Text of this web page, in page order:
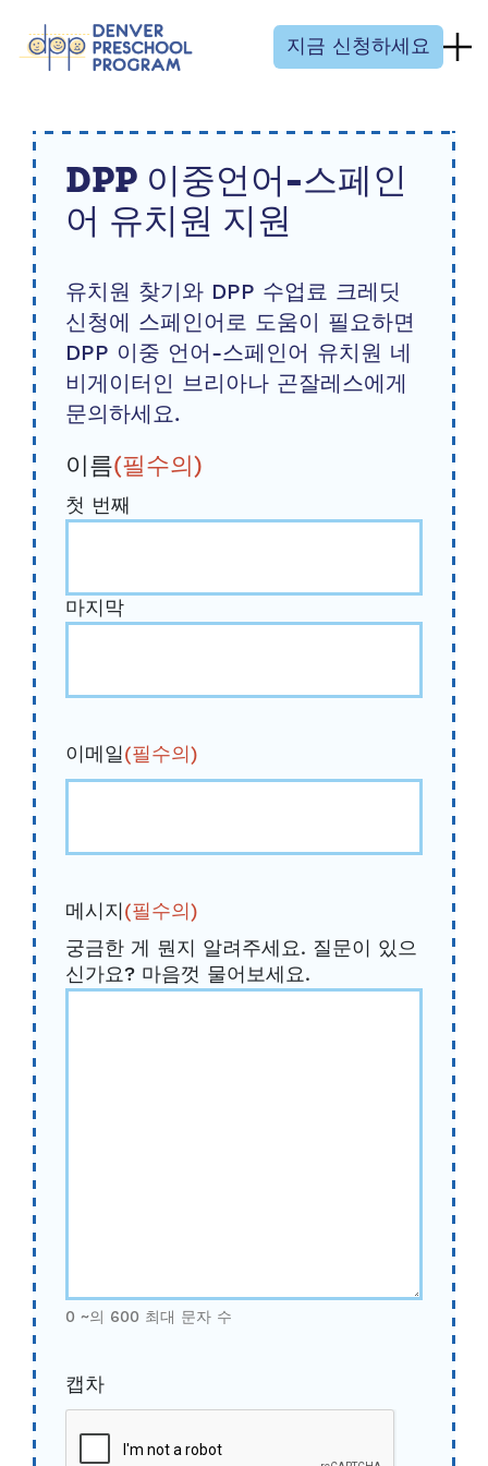
지금 신청하세요
DPP 이중언어-스페인
어 유치원 지원
유치원 찾기와 DPP 수업료 크레딧
신청에 스페인어로 도움이 필요하면
DPP 이중 언어-스페인어 유치원 네
비게이터인 브리아나 곤잘레스에게
문의하세요.
이름(필수의)
첫 번째
마지막
이메일(필수의)
메시지(필수의)
궁금한 게 뭔지 알려주세요. 질문이 있으
신가요? 마음껏 물어보세요.
0 ~의 600 최대 문자 수
캡차